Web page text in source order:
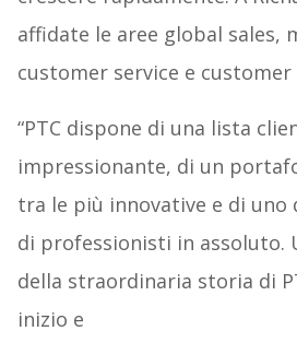
affidate le aree global sales,
customer service e customer
“PTC dispone di una lista
impressionante, di un
tra le più innovative e di
di professionisti in assoluto.
della straordinaria storia di
inizio e